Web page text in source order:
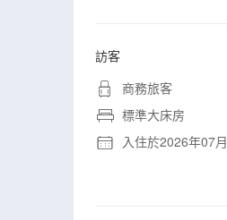
訪客
商務旅客
標準大床房
入住於2026年07月